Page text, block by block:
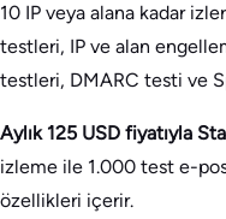
10 IP veya alana kadar
testleri, IP ve alan
testleri, DMARC testi ve
Aylık 125 USD fiyatıyla
izleme ile 1.000 test e-
özellikleri içerir.